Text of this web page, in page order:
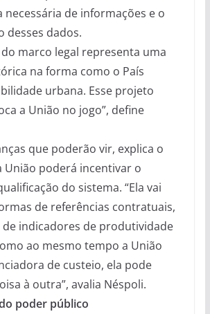
de informações e o
desses dados.
do marco legal representa uma
na forma como o País
urbana. Esse projeto
a União no jogo”, define
que poderão vir, explica o
União poderá incentivar o
do sistema. “Ela vai
de referências contratuais,
de indicadores de produtividade
ao mesmo tempo a União
de custeio, ela pode
à outra”, avalia Néspoli.
poder público